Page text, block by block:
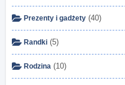
Prezenty i gadżety (40)
Randki (5)
Rodzina (10)